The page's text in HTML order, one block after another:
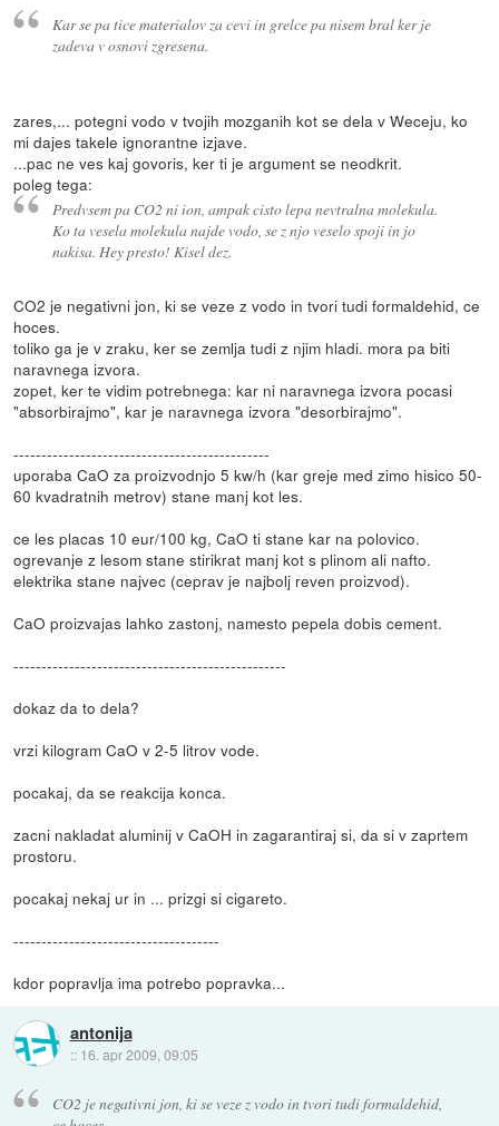
Kar se pa tice materialov za cevi in grelce pa nisem bral ker je
zadeva v osnovi zgresena.
zares,... potegni vodo v tvojih mozganih kot se dela v Weceju, ko
mi dajes takele ignorantne izjave.
...pac ne ves kaj govoris, ker ti je argument se neodkrit.
poleg tega:
Predvsem pa CO2 ni ion, ampak cisto lepa nevtralna molekula.
Ko ta vesela molekula najde vodo, se z njo veselo spoji in jo
nakisa. Hey presto! Kisel dez.
CO2 je negativni jon, ki se veze z vodo in tvori tudi formaldehid, ce
hoces.
toliko ga je v zraku, ker se zemlja tudi z njim hladi. mora pa biti
naravnega izvora.
zopet, ker te vidim potrebnega: kar ni naravnega izvora pocasi
"absorbirajmo", kar je naravnega izvora "desorbirajmo".
----------------------------------------------
uporaba CaO za proizvodnjo 5 kw/h (kar greje med zimo hisico 50-
60 kvadratnih metrov) stane manj kot les.
ce les placas 10 eur/100 kg, CaO ti stane kar na polovico.
ogrevanje z lesom stane stirikrat manj kot s plinom ali nafto.
elektrika stane najvec (ceprav je najbolj reven proizvod).
CaO proizvajas lahko zastonj, namesto pepela dobis cement.
-------------------------------------------------
dokaz da to dela?
vrzi kilogram CaO v 2-5 litrov vode.
pocakaj, da se reakcija konca.
zacni nakladat aluminij v CaOH in zagarantiraj si, da si v zaprtem
prostoru.
pocakaj nekaj ur in ... prizgi si cigareto.
-------------------------------------
kdor popravlja ima potrebo popravka...
antonija
:: 16. apr 2009, 09:05
CO2 je negativni jon, ki se veze z vodo in tvori tudi formaldehid,